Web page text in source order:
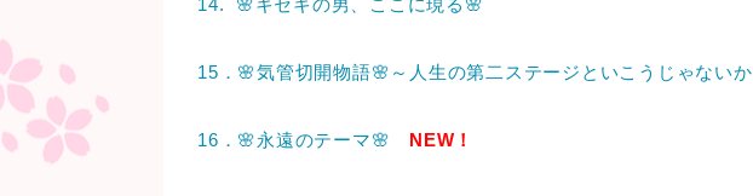
14. 🌸キセキの男、ここに現る🌸
15．🌸気管切開物語🌸～人生の第二ステージといこうじゃないか
16．🌸永遠のテーマ🌸 NEW！